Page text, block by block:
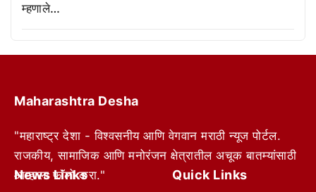
म्हणाले…
Maharashtra Desha
"महाराष्ट्र देशा - विश्वसनीय आणि वेगवान मराठी न्यूज पोर्टल.
राजकीय, सामाजिक आणि मनोरंजन क्षेत्रातील अचूक बातम्यांसाठी
आम्हाला फॉलो करा."
News Links Quick Links